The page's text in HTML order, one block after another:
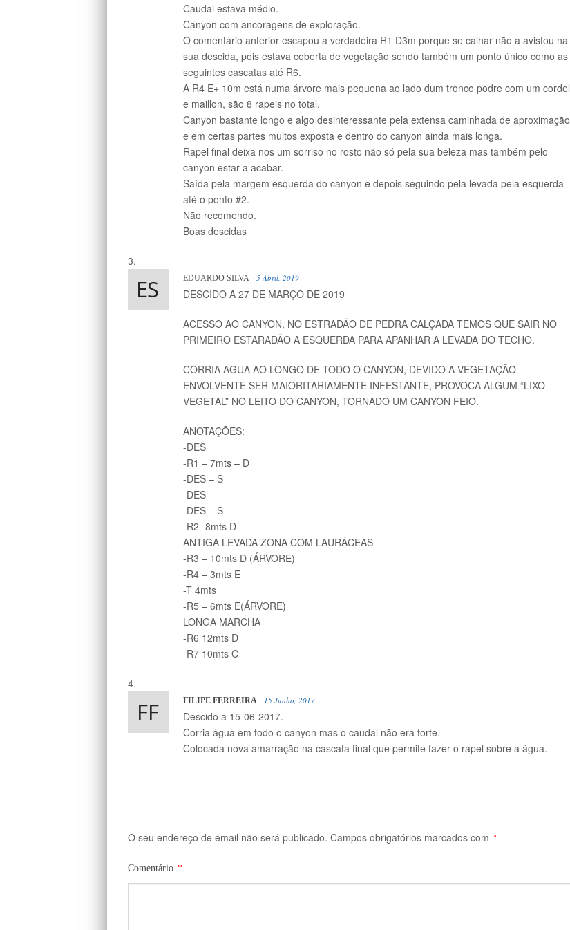
Caudal estava médio.
Canyon com ancoragens de exploração.
O comentário anterior escapou a verdadeira R1 D3m porque se calhar não a avistou na
sua descida, pois estava coberta de vegetação sendo também um ponto único como as
seguintes cascatas até R6.
A R4 E+ 10m está numa árvore mais pequena ao lado dum tronco podre com um cordel
e maillon, são 8 rapeis no total.
Canyon bastante longo e algo desinteressante pela extensa caminhada de aproximação
e em certas partes muitos exposta e dentro do canyon ainda mais longa.
Rapel final deixa nos um sorriso no rosto não só pela sua beleza mas também pelo
canyon estar a acabar.
Saída pela margem esquerda do canyon e depois seguindo pela levada pela esquerda
até o ponto #2.
Não recomendo.
Boas descidas
EDUARDO SILVA 5 Abril, 2019
DESCIDO A 27 DE MARÇO DE 2019
ACESSO AO CANYON, NO ESTRADÃO DE PEDRA CALÇADA TEMOS QUE SAIR NO
PRIMEIRO ESTARADÃO A ESQUERDA PARA APANHAR A LEVADA DO TECHO.
CORRIA AGUA AO LONGO DE TODO O CANYON, DEVIDO A VEGETAÇÃO
ENVOLVENTE SER MAIORITARIAMENTE INFESTANTE, PROVOCA ALGUM “LIXO
VEGETAL” NO LEITO DO CANYON, TORNADO UM CANYON FEIO.
ANOTAÇÕES:
-DES
-R1 – 7mts – D
-DES – S
-DES
-DES – S
-R2 -8mts D
ANTIGA LEVADA ZONA COM LAURÁCEAS
-R3 – 10mts D (ÁRVORE)
-R4 – 3mts E
-T 4mts
-R5 – 6mts E(ÁRVORE)
LONGA MARCHA
-R6 12mts D
-R7 10mts C
FILIPE FERREIRA 15 Junho, 2017
Descido a 15-06-2017.
Corria água em todo o canyon mas o caudal não era forte.
Colocada nova amarração na cascata final que permite fazer o rapel sobre a água.
O seu endereço de email não será publicado. Campos obrigatórios marcados com *
Comentário *